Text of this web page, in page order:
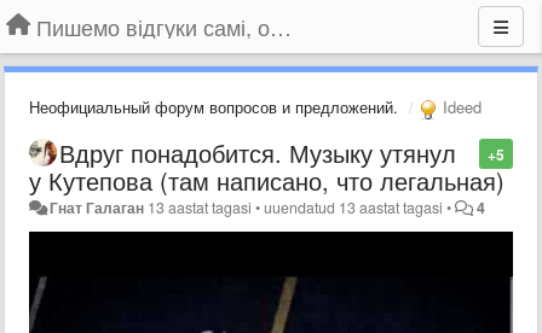
Пишемо відгуки самі, обговорюємо інші ідеї та пропозиції до Громадського Телебачення
Неофициальный форум вопросов и предложений. Ideed
+5
Вдруг понадобится. Музыку утянул
у Кутепова (там написано, что легальная)
Гнат Галаган 13 aastat tagasi •uuendatud 13 aastat tagasi • 4